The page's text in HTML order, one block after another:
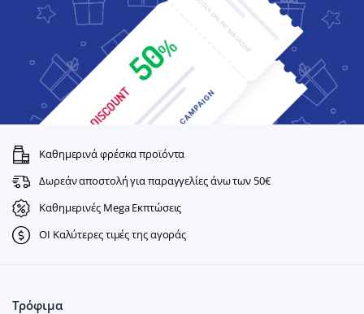
Καθημερινά φρέσκα προϊόντα
Δωρεάν αποστολή για παραγγελίες άνω των 50€
Καθημερινές Mega Εκπτώσεις
ΟΙ Καλύτερες τιμές της αγοράς
Τρόφιμα